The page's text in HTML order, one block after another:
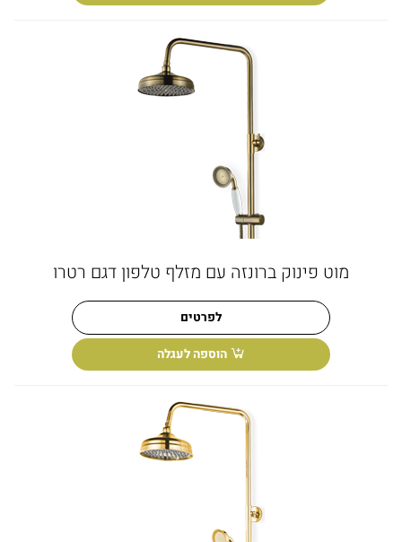
מוט פינוק ברונזה עם מזלף טלפון דגם רטרו
לפרטים
הוספה לעגלה